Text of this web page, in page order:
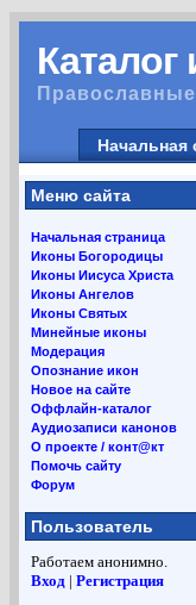
Каталог
Начальная
Меню сайта
Начальная страница
Иконы Богородицы
Иконы Иисуса Христа
Иконы Ангелов
Иконы Святых
Минейные иконы
Модерация
Опознание икон
Новое на сайте
Оффлайн-каталог
Аудиозаписи канонов
О проекте / конт@кт
Помочь сайту
Форум
Пользователь
Работаем анонимно.
Вход | Регистрация